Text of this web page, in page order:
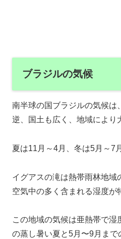
ブラジルの気候
南半球の国ブラジルの気候は
逆、国土も広く、地域により
夏は11月～4月、冬は5月～7月
イグアスの滝は熱帯雨林地域
空気中の多く含まれる湿度が
この地域の気候は亜熱帯で
の蒸し暑い夏と5月〜9月ま